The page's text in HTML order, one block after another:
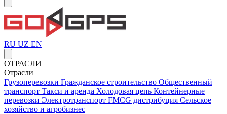
RU UZ EN
ОТРАСЛИ
Отрасли
Грузоперевозки Гражданское строительство Общественный
транспорт Такси и аренда Холодовая цепь Контейнерные
перевозки Электротранспорт FMCG дистрибуция Сельское
хозяйство и агробизнес